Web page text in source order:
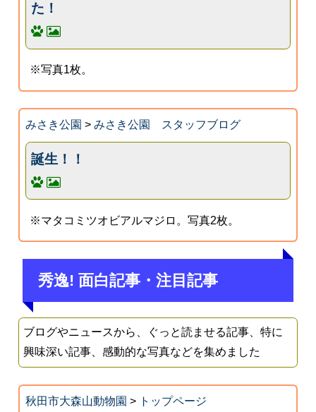
た！
※写真1枚。
みさき公園 > みさき公園 スタッフブログ
誕生！！
※マタコミツオビアルマジロ。写真2枚。
秀逸! 面白記事・注目記事
ブログやニュースから、ぐっと読ませる記事、特に
興味深い記事、感動的な写真などを集めました
秋田市大森山動物園 > トップページ